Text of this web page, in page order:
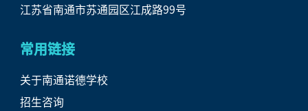
江苏省南通市苏通园区江成路99号
常用链接
关于南通诺德学校
招生咨询